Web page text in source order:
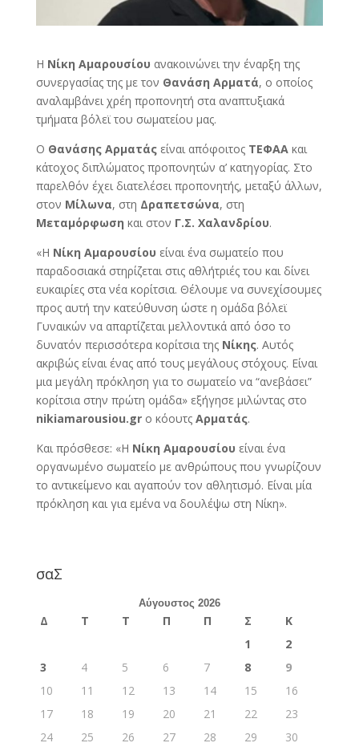
Η Νίκη Αμαρουσίου ανακοινώνει την έναρξη της
συνεργασίας της με τον Θανάση Αρματά, ο οποίος
αναλαμβάνει χρέη προπονητή στα αναπτυξιακά
τμήματα βόλεϊ του σωματείου μας.
Ο Θανάσης Αρματάςείναι απόφοιτος ΤΕΦΑΑ και
κάτοχος διπλώματος προπονητών α’ κατηγορίας. Στο
παρελθόν έχει διατελέσει προπονητής, μεταξύ άλλων,
στον Μίλωνα, στη Δραπετσώνα, στη
Μεταμόρφωση και στον Γ.Σ. Χαλανδρίου.
«Η Νίκη Αμαρουσίου είναι ένα σωματείο που
παραδοσιακά στηρίζεται στις αθλήτριές του και δίνει
ευκαιρίες στα νέα κορίτσια. Θέλουμε να συνεχίσουμες
προς αυτή την κατεύθυνση ώστε η ομάδα βόλεϊ
Γυναικών να απαρτίζεται μελλοντικά από όσο το
δυνατόν περισσότερα κορίτσια της Νίκης. Αυτός
ακριβώς είναι ένας από τους μεγάλους στόχους. Είναι
μια μεγάλη πρόκληση για το σωματείο να “ανεβάσει”
κορίτσια στην πρώτη ομάδα» εξήγησε μιλώντας στο
nikiamarousiou.grο κόουτς Αρματάς.
Και πρόσθεσε: «Η Νίκη Αμαρουσίου είναι ένα
οργανωμένο σωματείο με ανθρώπους που γνωρίζουν
το αντικείμενο και αγαπούν τον αθλητισμό. Είναι μία
πρόκληση και για εμένα να δουλέψω στη Νίκη».
σαΣ
Αύγουστος 2026
Δ Τ Τ Π Π Σ
Κ
1
2
3
4 5 6 7 8
9
10
11 12 13 14 15
16
17
18 19 20 21 22
23
24
25 26 27 28 29 30